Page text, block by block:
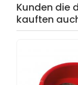
Kunden die
kauften